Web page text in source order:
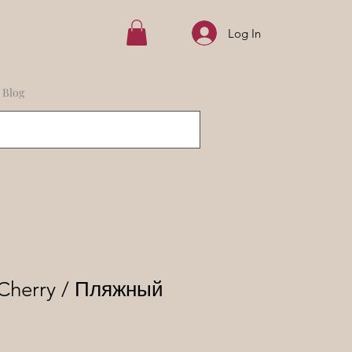
Log In
Blog
/ Пляжный